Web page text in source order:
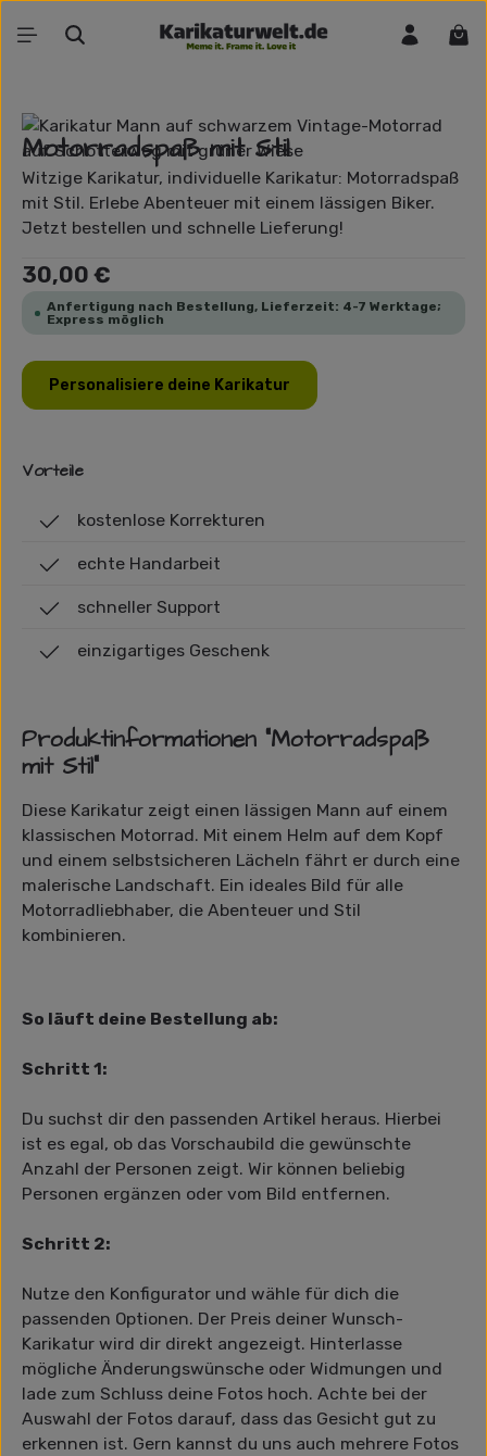
Zum Hauptinhalt springen
Bildergalerie überspringen
Motorradspaß mit Stil
Witzige Karikatur, individuelle Karikatur: Motorradspaß
mit Stil. Erlebe Abenteuer mit einem lässigen Biker.
Jetzt bestellen und schnelle Lieferung!
Regulärer Preis:
30,00 €
Anfertigung nach Bestellung, Lieferzeit: 4-7 Werktage;
Express möglich
Personalisiere deine Karikatur
Vorteile
kostenlose Korrekturen
echte Handarbeit
schneller Support
einzigartiges Geschenk
Produktinformationen "Motorradspaß
mit Stil"
Diese Karikatur zeigt einen lässigen Mann auf einem
klassischen Motorrad. Mit einem Helm auf dem Kopf
und einem selbstsicheren Lächeln fährt er durch eine
malerische Landschaft. Ein ideales Bild für alle
Motorradliebhaber, die Abenteuer und Stil
kombinieren.
So läuft deine Bestellung ab:
Schritt 1:
Du suchst dir den passenden Artikel heraus. Hierbei
ist es egal, ob das Vorschaubild die gewünschte
Anzahl der Personen zeigt. Wir können beliebig
Personen ergänzen oder vom Bild entfernen.
Schritt 2:
Nutze den Konfigurator und wähle für dich die
passenden Optionen. Der Preis deiner Wunsch-
Karikatur wird dir direkt angezeigt. Hinterlasse
mögliche Änderungswünsche oder Widmungen und
lade zum Schluss deine Fotos hoch. Achte bei der
Auswahl der Fotos darauf, dass das Gesicht gut zu
erkennen ist. Gern kannst du uns auch mehrere Fotos